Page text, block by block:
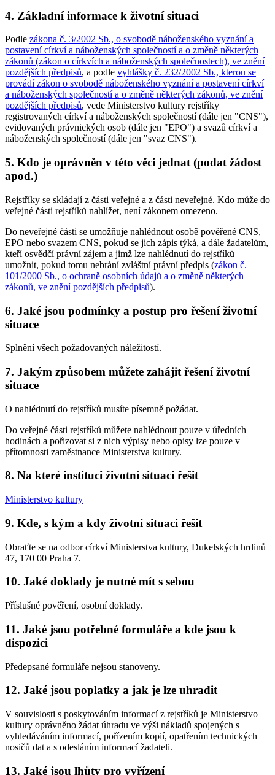
4. Základní informace k životní situaci
Podle zákona č. 3/2002 Sb., o svobodě náboženského vyznání a
postavení církví a náboženských společností a o změně některých
zákonů (zákon o církvích a náboženských společnostech), ve znění
pozdějších předpisů, a podle vyhlášky č. 232/2002 Sb., kterou se
provádí zákon o svobodě náboženského vyznání a postavení církví
a náboženských společností a o změně některých zákonů, ve znění
pozdějších předpisů, vede Ministerstvo kultury rejstříky
registrovaných církví a náboženských společností (dále jen "CNS"),
evidovaných právnických osob (dále jen "EPO") a svazů církví a
náboženských společností (dále jen "svaz CNS").
5. Kdo je oprávněn v této věci jednat (podat žádost
apod.)
Rejstříky se skládají z části veřejné a z části neveřejné. Kdo může do
veřejné části rejstříků nahlížet, není zákonem omezeno.
Do neveřejné části se umožňuje nahlédnout osobě pověřené CNS,
EPO nebo svazem CNS, pokud se jich zápis týká, a dále žadatelům,
kteří osvědčí právní zájem a jimž lze nahlédnutí do rejstříků
umožnit, pokud tomu nebrání zvláštní právní předpis (zákon č.
101/2000 Sb., o ochraně osobních údajů a o změně některých
zákonů, ve znění pozdějších předpisů).
6. Jaké jsou podmínky a postup pro řešení životní
situace
Splnění všech požadovaných náležitostí.
7. Jakým způsobem můžete zahájit řešení životní
situace
O nahlédnutí do rejstříků musíte písemně požádat.
Do veřejné části rejstříků můžete nahlédnout pouze v úředních
hodinách a pořizovat si z nich výpisy nebo opisy lze pouze v
přítomnosti zaměstnance Ministerstva kultury.
8. Na které instituci životní situaci řešit
Ministerstvo kultury
9. Kde, s kým a kdy životní situaci řešit
Obraťte se na odbor církví Ministerstva kultury, Dukelských hrdinů
47, 170 00 Praha 7.
10. Jaké doklady je nutné mít s sebou
Příslušné pověření, osobní doklady.
11. Jaké jsou potřebné formuláře a kde jsou k
dispozici
Předepsané formuláře nejsou stanoveny.
12. Jaké jsou poplatky a jak je lze uhradit
V souvislosti s poskytováním informací z rejstříků je Ministerstvo
kultury oprávněno žádat úhradu ve výši nákladů spojených s
vyhledáváním informací, pořízením kopií, opatřením technických
nosičů dat a s odesláním informací žadateli.
13. Jaké jsou lhůty pro vyřízení